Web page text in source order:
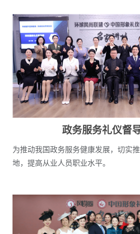
政务服务礼仪督
为推动我国政务服务健康发展，切实
地，提高从业人员职业水平。